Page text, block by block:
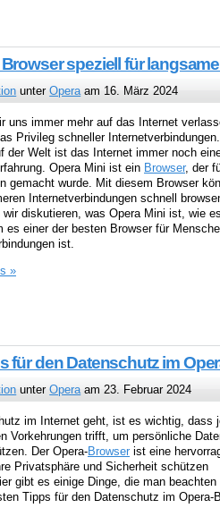
speziell für
unterOperaam 16. März 2024
uns immer mehr auf das Internet
Privileg schneller
der Welt ist das Internet immer noch
Opera Mini ist ein Browser, der
gemacht wurde. Mit diesem Browser
Internetverbindungen schnell
diskutieren, was Opera Mini ist, wie es
es einer der besten Browser für
ist.
»
für den Datenschutz im
unterOperaam 23. Februar 2024
im Internet geht, ist es wichtig, dass
Vorkehrungen trifft, um persönliche
Der Opera-Browser ist eine
Privatsphäre und Sicherheit schützen
gibt es einige Dinge, die man beachten
Tipps für den Datenschutz im Opera-